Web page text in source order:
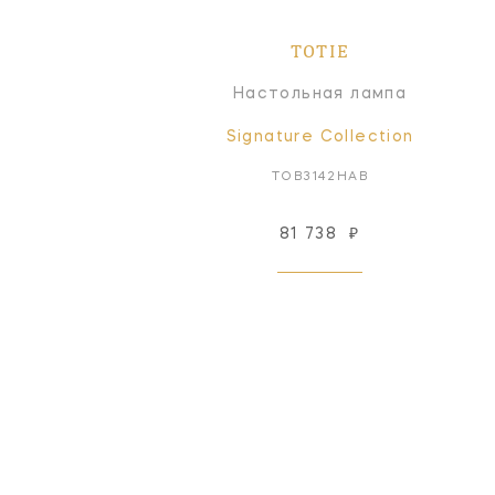
TOTIE
Настольная лампа
Signature Collection
TOB3142HAB
81 738 ₽